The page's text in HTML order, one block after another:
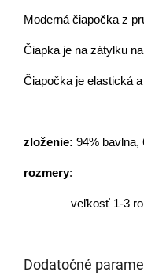
Moderná čiapočka z
Čiapka je na zátylku
Čiapočka je elastická
zloženie: 94% bavlna,
rozmery:
veľkosť 1-3 roky
Dodatočné